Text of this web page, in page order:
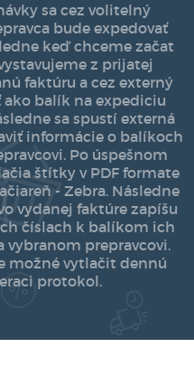
sa cez volitelný
bude expedovať
keď chceme začat
z prijatej
faktúru a cez externý
balík na expediciu
sa spustí externá
informácie o balíkoch
Po úspešnom
štítky v PDF formate
- Zebra. Následne
vydanej faktúre zapíšu
číslach k balíkom ich
vybranom prepravcovi.
možné vytlačit dennú
protokol.